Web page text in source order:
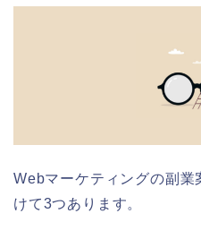
Webマーケティングの副業
けて3つあります。